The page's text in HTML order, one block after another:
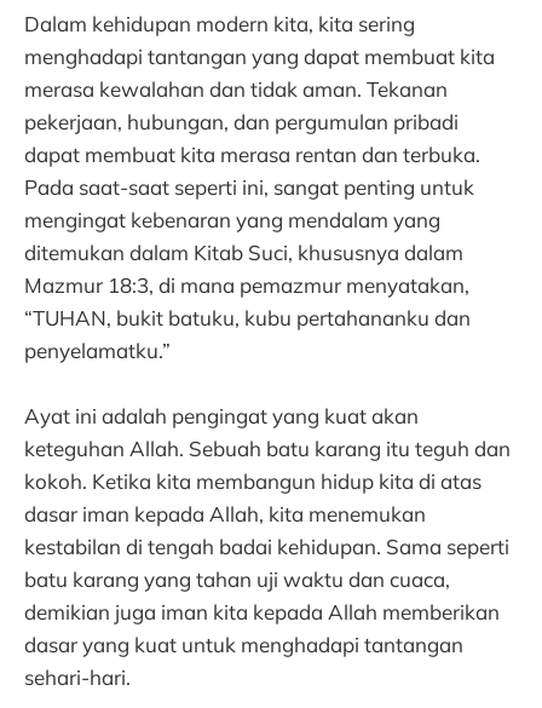
Dalam kehidupan modern kita, kita sering
menghadapi tantangan yang dapat membuat kita
merasa kewalahan dan tidak aman. Tekanan
pekerjaan, hubungan, dan pergumulan pribadi
dapat membuat kita merasa rentan dan terbuka.
Pada saat-saat seperti ini, sangat penting untuk
mengingat kebenaran yang mendalam yang
ditemukan dalam Kitab Suci, khususnya dalam
Mazmur 18:3, di mana pemazmur menyatakan,
“TUHAN, bukit batuku, kubu pertahananku dan
penyelamatku.”
Ayat ini adalah pengingat yang kuat akan
keteguhan Allah. Sebuah batu karang itu teguh dan
kokoh. Ketika kita membangun hidup kita di atas
dasar iman kepada Allah, kita menemukan
kestabilan di tengah badai kehidupan. Sama seperti
batu karang yang tahan uji waktu dan cuaca,
demikian juga iman kita kepada Allah memberikan
dasar yang kuat untuk menghadapi tantangan
sehari-hari.